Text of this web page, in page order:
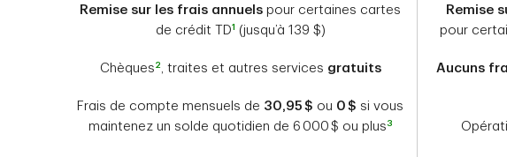
Remise sur les frais annuels pour certaines cartes
de crédit TD1 (jusqu’à 139 $)
Chèques 2 , traites et autres services gratuits
Frais de compte mensuels de 30,95 $ ou 0 $ si vous
maintenez un solde quotidien de 6 000 $ ou plus 3
Remise
pour
Aucuns